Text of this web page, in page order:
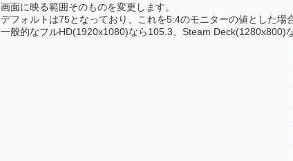
画面に映る範囲そのものを変更します。
デフォルトは75となっており、これを5:4のモニターの値とした場
一般的なフルHD(1920x1080)なら105.3、Steam Deck(1280x800)